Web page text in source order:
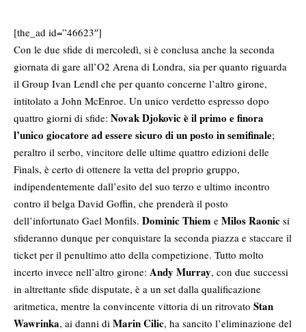
[the_ad id=”46623″]
Con le due sfide di mercoledì, si è conclusa anche la seconda
giornata di gare all’O2 Arena di Londra, sia per quanto riguarda
il Group Ivan Lendl che per quanto concerne l’altro girone,
intitolato a John McEnroe. Un unico verdetto espresso dopo
quattro giorni di sfide: Novak Djokovic è il primo e finora
l’unico giocatore ad essere sicuro di un posto in semifinale;
peraltro il serbo, vincitore delle ultime quattro edizioni delle
Finals, è certo di ottenere la vetta del proprio gruppo,
indipendentemente dall’esito del suo terzo e ultimo incontro
contro il belga David Goffin, che prenderà il posto
dell’infortunato Gael Monfils. Dominic Thiem e Milos Raonic si
sfideranno dunque per conquistare la seconda piazza e staccare il
ticket per il penultimo atto della competizione. Tutto molto
incerto invece nell’altro girone: Andy Murray, con due successi
in altrettante sfide disputate, è a un set dalla qualificazione
aritmetica, mentre la convincente vittoria di un ritrovato Stan
Wawrinka, ai danni di Marin Cilic, ha sancito l’eliminazione del